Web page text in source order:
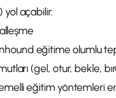
açabilir.
eğitime olumlu
(gel, otur, bekle,
eğitim yöntemleri en